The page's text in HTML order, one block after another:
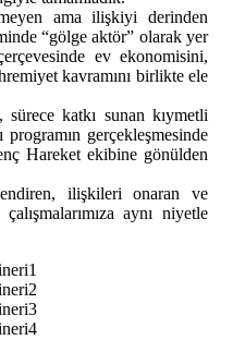
ama ilişkiyi derinden
“gölge aktör” olarak yer
ev ekonomisini,
kavramını birlikte ele
sürece katkı sunan kıymetli
programın gerçekleşmesinde
Hareket ekibine gönülden
ilişkileri onaran ve
aynı niyetle